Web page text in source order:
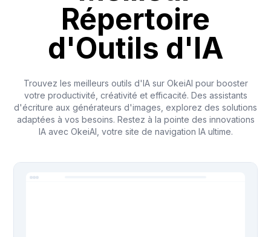
Répertoire
d'Outils d'IA
Trouvez les meilleurs outils d'IA sur OkeiAI pour booster
votre productivité, créativité et efficacité. Des assistants
d'écriture aux générateurs d'images, explorez des solutions
adaptées à vos besoins. Restez à la pointe des innovations
IA avec OkeiAI, votre site de navigation IA ultime.